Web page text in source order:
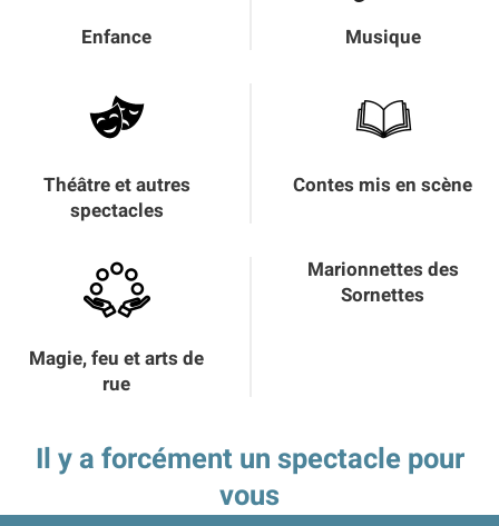
Enfance Musique
Théâtre et autres
spectacles
Contes mis en scène
Magie, feu et arts de
rue
Marionnettes des
Sornettes
Il y a forcément un spectacle pour
vous